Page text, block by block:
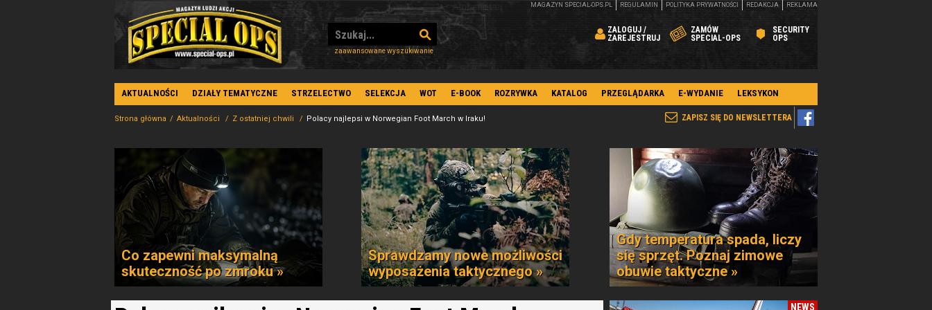
zaawansowane wyszukiwanie
ZALOGUJ /
ZAREJESTRUJ
ZAMÓW
SPECIAL-OPS
SECURITY
OPS
MAGAZYN SPECIAL-OPS.PL REGULAMIN POLITYKA PRYWATNOŚCI REDAKCJA REKLAMA
AKTUALNOŚCI DZIAŁY TEMATYCZNE STRZELECTWO SELEKCJA WOT E-BOOK ROZRYWKA KATALOG PRZEGLĄDARKA E-WYDANIE LEKSYKON
ZAPISZ SIĘ DO NEWSLETTERA
Strona główna Aktualności Z ostatniej chwili Polacy najlepsi w Norwegian Foot March w Iraku!
Co zapewni maksymalną
skuteczność po zmroku »
Sprawdzamy nowe możliwości
wyposażenia taktycznego »
Gdy temperatura spada, liczy
się sprzęt. Poznaj zimowe
obuwie taktyczne »
NEWS